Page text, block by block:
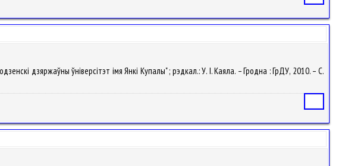
дзяржаўны ўніверсітэт імя Янкі Купалы" ; рэдкал.: У. I. Каяла. – Гродна : ГрДУ, 2010. – С.